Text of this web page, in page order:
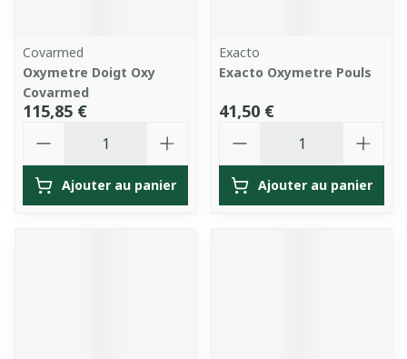
Covarmed
Oxymetre Doigt Oxy
Covarmed
115,85 €
Ajouter au panier
Exacto
Exacto Oxymetre Pouls
41,50 €
Ajouter au panier